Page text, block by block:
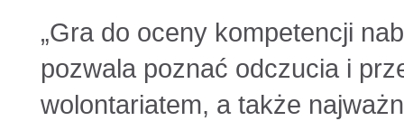
„Gra do oceny kompetencji
pozwala poznać odczucia i
wolontariatem, a także